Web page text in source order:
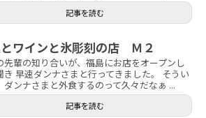
記事を読む
ワインと氷彫刻の店 Ｍ２
先輩の知り合いが、福島にお店をオープンし
き 早速ダンナさまと行ってきました。 そうい
ダンナさまと外食するのって久々だなぁ ...
記事を読む